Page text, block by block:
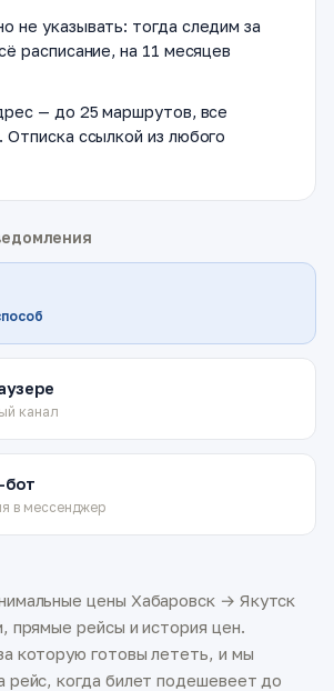
не указывать: тогда следим за
расписание, на 11 месяцев
— до 25 маршрутов, все
Отписка ссылкой из любого
канал
бот
в мессенджер
цены Хабаровск → Якутск
прямые рейсы и история цен.
которую готовы лететь, и мы
рейс, когда билет подешевеет до